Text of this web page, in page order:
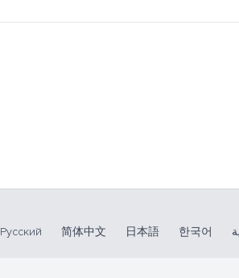
Русский 简体中文 日本語 한국어